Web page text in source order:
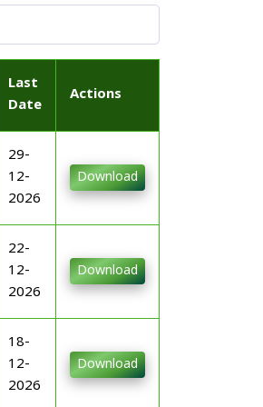
Last
Date
Actions
29-
12-
2026
Download
22-
12-
2026
Download
18-
12-
2026
Download